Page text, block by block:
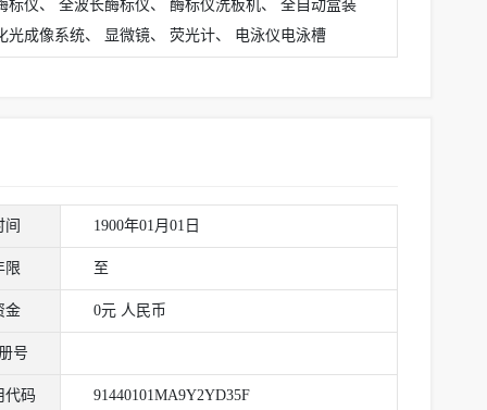
仪、 全波长酶标仪、 酶标仪洗板机、 全自动盒装
成像系统、 显微镜、 荧光计、 电泳仪电泳槽
1900年01月01日
限 至
金 0元 人民币
号
代码 91440101MA9Y2YD35F